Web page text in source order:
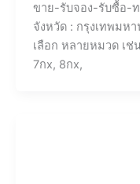
ขาย-รับจอง-รับซื้อ-
จังหวัด : กรุงเทพมห
เลือก หลายหมวด เช่
7กx, 8กx,